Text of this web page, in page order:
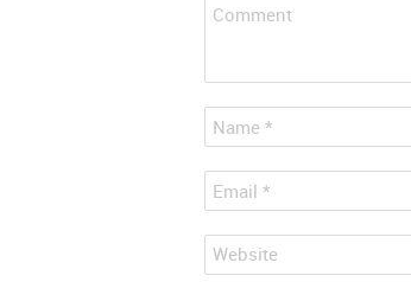
Comment
Name *
Email *
Website